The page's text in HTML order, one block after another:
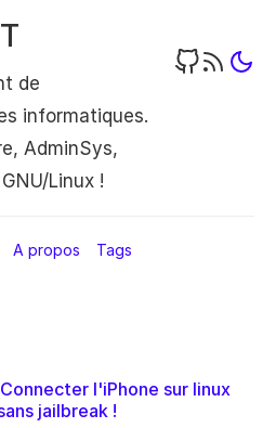
de
informatiques.
AdminSys,
Linux !
A propos Tags
l'iPhone sur linux
jailbreak !